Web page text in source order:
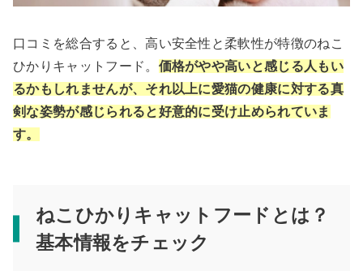
口コミを総合すると、高い安全性と柔軟性が特徴のねこ
ひかりキャットフード。 価格がやや高いと感じる人もい
るかもしれませんが、それ以上に愛猫の健康に対する真
剣な姿勢が感じられると好意的に受け止められていま
す。
ねこひかりキャットフードとは？
基本情報をチェック